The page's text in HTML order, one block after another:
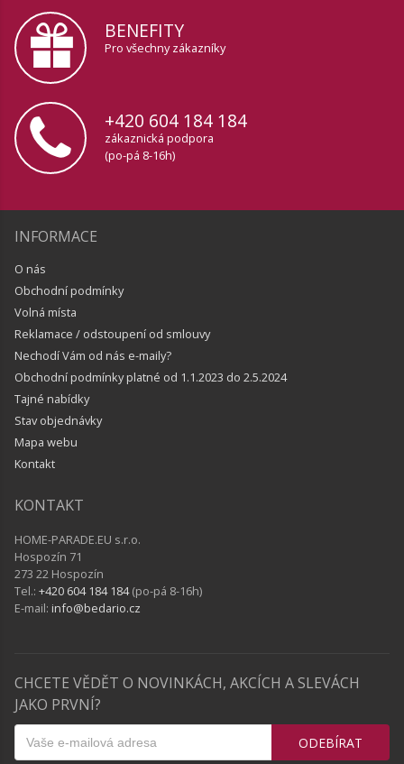
BENEFITY
Pro všechny zákazníky
+420 604 184 184
zákaznická podpora
(po-pá 8-16h)
INFORMACE
O nás
Obchodní podmínky
Volná místa
Reklamace / odstoupení od smlouvy
Nechodí Vám od nás e-maily?
Obchodní podmínky platné od 1.1.2023 do 2.5.2024
Tajné nabídky
Stav objednávky
Mapa webu
Kontakt
KONTAKT
HOME-PARADE.EU s.r.o.
Hospozín 71
273 22 Hospozín
Tel.: +420 604 184 184(po-pá 8-16h)
E-mail: info@bedario.cz
CHCETE VĚDĚT O NOVINKÁCH, AKCÍCH A SLEVÁCH
JAKO PRVNÍ?
ODEBÍRAT